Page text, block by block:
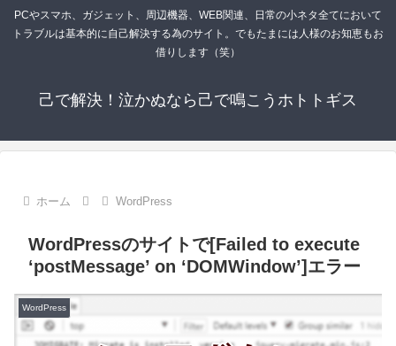
PCやスマホ、ガジェット、周辺機器、WEB関連、日常の小ネタ全てにおいて
トラブルは基本的に自己解決する為のサイト。でもたまには人様のお知恵もお
借りします（笑）
己で解決！泣かぬなら己で鳴こうホトトギス
ホーム WordPress
WordPressのサイトで[Failed to execute
‘postMessage’ on ‘DOMWindow’]エラー
WordPress